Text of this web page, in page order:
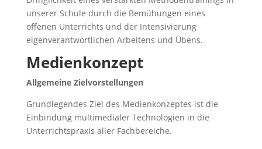
unserer Schule durch die Bemühungen eines
offenen Unterrichts und der Intensivierung
eigenverantwortlichen Arbeitens und Übens.
Medienkonzept
Allgemeine Zielvorstellungen
Grundlegendes Ziel des Medienkonzeptes ist die
Einbindung multimedialer Technologien in die
Unterrichtspraxis aller Fachbereiche.